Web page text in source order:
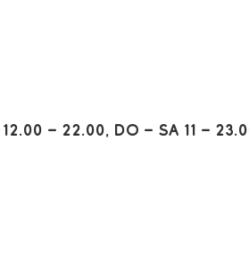
– 22.00, Do – Sa 11 –